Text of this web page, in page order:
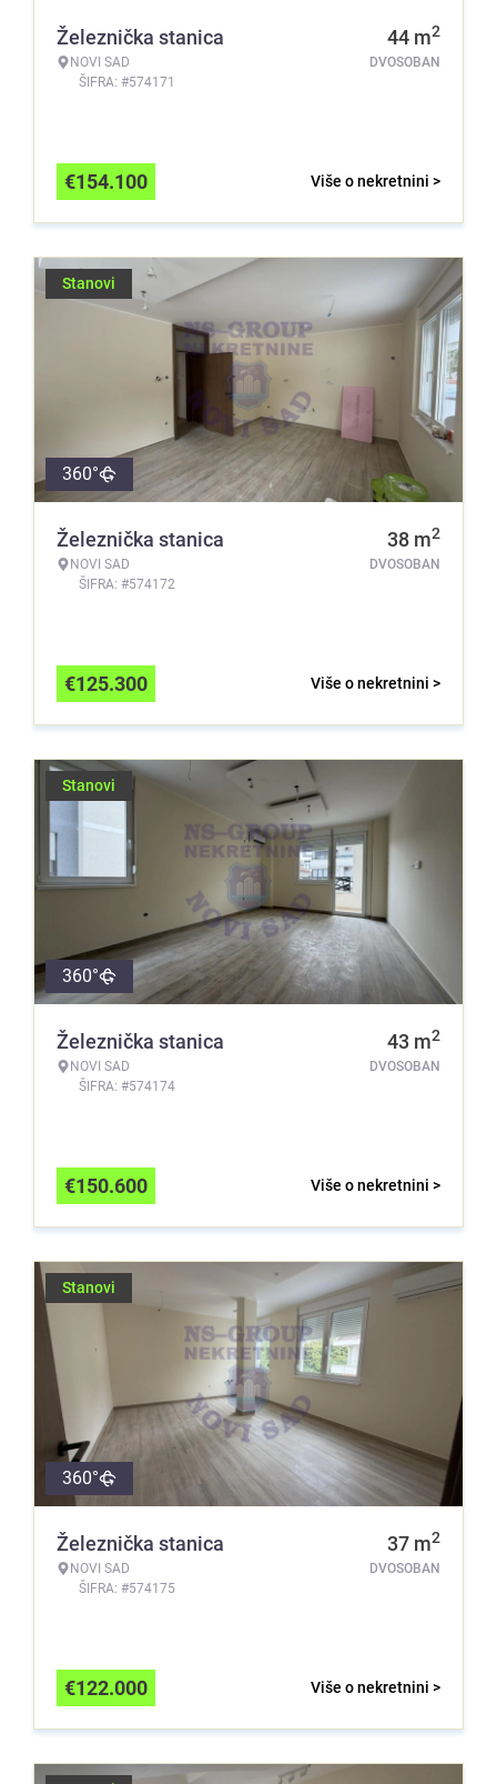
Železnička stanica
NOVI SAD
ŠIFRA: #574171
44 m2
DVOSOBAN
Više o nekretnini >
€154.100
Stanovi
360°
Železnička stanica
NOVI SAD
ŠIFRA: #574172
38 m2
DVOSOBAN
Više o nekretnini >
€125.300
Stanovi
360°
Železnička stanica
NOVI SAD
ŠIFRA: #574174
43 m2
DVOSOBAN
Više o nekretnini >
€150.600
Stanovi
360°
Železnička stanica
NOVI SAD
ŠIFRA: #574175
37 m2
DVOSOBAN
Više o nekretnini >
€122.000